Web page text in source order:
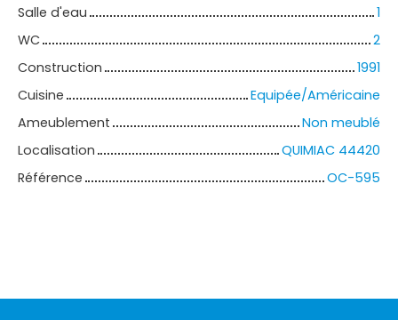
Salle d'eau
1
WC
2
Construction
1991
Cuisine
Equipée/Américaine
Ameublement
Non meublé
Localisation
QUIMIAC 44420
Référence
OC-595